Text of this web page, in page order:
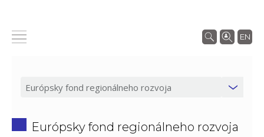
EN
Európsky fond regionálneho rozvoja